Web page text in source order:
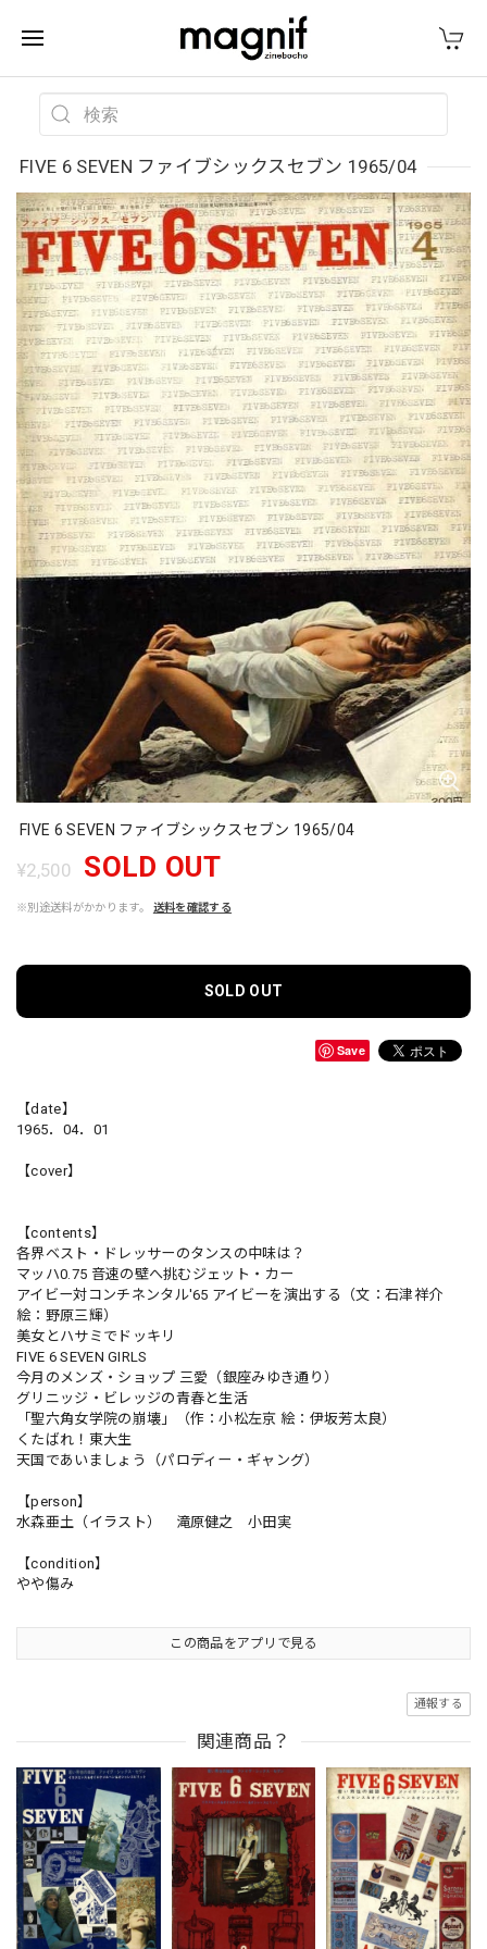
FIVE 6 SEVEN ファイブシックスセブン 1965/04
FIVE 6 SEVEN ファイブシックスセブン 1965/04
¥2,500 SOLD OUT
※別途送料がかかります。 送料を確認する
SOLD OUT
Save
【date】
1965．04．01
【cover】
【contents】
各界ベスト・ドレッサーのタンスの中味は？
マッハ0.75 音速の壁へ挑むジェット・カー
アイビー対コンチネンタル'65 アイビーを演出する（文：石津祥介
絵：野原三輝）
美女とハサミでドッキリ
FIVE 6 SEVEN GIRLS
今月のメンズ・ショップ 三愛（銀座みゆき通り）
グリニッジ・ビレッジの青春と生活
「聖六角女学院の崩壊」（作：小松左京 絵：伊坂芳太良）
くたばれ！東大生
天国であいましょう（パロディー・ギャング）
【person】
水森亜土（イラスト） 滝原健之 小田実
【condition】
やや傷み
この商品をアプリで見る
通報する
関連商品？